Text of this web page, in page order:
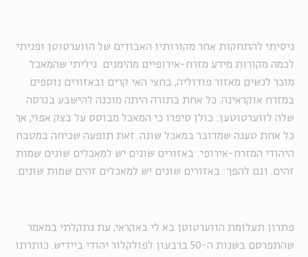
ניסיתי להתחקות אחר מקורותיו האבודים של הווערטוטן ופניתי
לכמה מקורות מידע מזרח-אירופיים מהימנים. גיליתי שהמאכל
מוכר לנשים מאזור פודוליה, בחצי האי קרים ובאזורים נוספים
במזרח אוקראינה. כל אחת בתורה היתה מוכנה להישבע בגרסה
שלה לווערטוטען: כולן סיפרו כי המאכל מבוסס על בצק אפוי, אך
כל אחת טענה שמדובר במאכל שונה. זאת תופעה שכיחה במטבח
היהודי המזרח-אירופי: באזורים שונים יש למאכלים שונים שמות
זהים. וגם להפך: באזורים שונים יש למאכלים זהים שמות שונים.
פתרון תעלומת הווערטוטן בא לי באקראי, עת נתקלתי במאמר
שהתפרסם בשנות ה-50 ברבעון לפולקלור יהודי ביידיש. כותרתו